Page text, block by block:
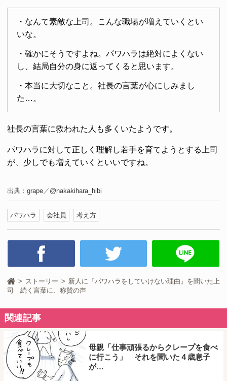
・なんて素敵な上司。こんな職場が増えていくとい
いな。
・確かにそうですよね。パワハラは絶対によくない
し、結局自分の身に返ってくると思います。
・本当に大切なこと。社長の言葉が心にしみまし
た…。
社長の言葉に救われた人も多くいたようです。
パワハラに対して正しく理解し若手を育てようとする上司
が、少しでも増えていくといいですね。
出典： grape／ @nakakihara_hibi
パワハラ 会社員 考え方
ストーリー
新人に『パワハラをしていけない理由』を聞いた上
司 続く言葉に、称賛の声
関連記事
母親「仕事頑張るからクレープを食べ
に行こう」 それを聞いた４歳息子
が…